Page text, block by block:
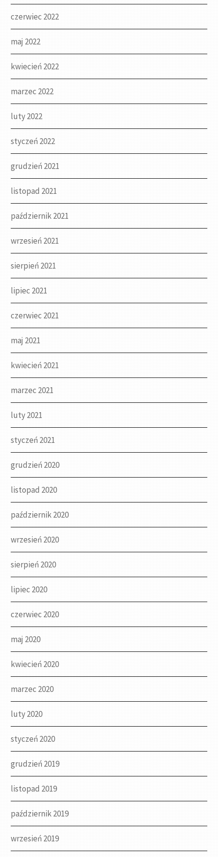
czerwiec 2022
maj 2022
kwiecień 2022
marzec 2022
luty 2022
styczeń 2022
grudzień 2021
listopad 2021
październik 2021
wrzesień 2021
sierpień 2021
lipiec 2021
czerwiec 2021
maj 2021
kwiecień 2021
marzec 2021
luty 2021
styczeń 2021
grudzień 2020
listopad 2020
październik 2020
wrzesień 2020
sierpień 2020
lipiec 2020
czerwiec 2020
maj 2020
kwiecień 2020
marzec 2020
luty 2020
styczeń 2020
grudzień 2019
listopad 2019
październik 2019
wrzesień 2019